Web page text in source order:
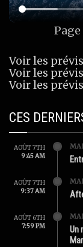
Voir les
Voir les
Voir les
CES
AOÛT 7TH
9:45 AM
AOÛT 7TH
9:37 AM
AOÛT 6TH
7:59 PM
Un